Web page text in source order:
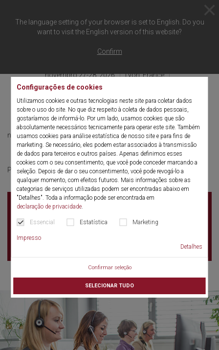
Configurações de cookies
Utilizamos cookies e outras tecnologias neste site para coletar dados
sobre o uso do site. No que diz respeito à coleta de dados pessoais,
gostaríamos de informá-lo. Por um lado, usamos cookies que são
absolutamente necessários tecnicamente para operar este site. Também
usamos cookies para análise estatística de nosso site e para fins de
marketing. Se necessário, eles podem estar associados à transmissão
de dados para terceiros e outros países. Apenas definimos esses
cookies com o seu consentimento, que você pode conceder marcando a
seleção. Depois de dar o seu consentimento, você pode revogá-lo a
qualquer momento, com efeitos futuros. Mais informações sobre as
categorias de serviços utilizadas podem ser encontradas abaixo em
"Detalhes". Toda a informação pode ser encontrada em
declaração de privacidade.
Essencial Estatística Marketing
Impresso
Detalhes
Confirmar seleção
SELECIONAR TUDO
The language setting of your browser is set to English. Do you
want to visit the English version of this website?
Confirm
novembro 27-28, 2026
Lyon, France
Palais Hirsch – Université de Lyon
Journées Daniel DARGENT
novembro 27-28, 2026 French
Pour plus d'informations cliquer ici
Palais Hirsch – Université de Lyon
69007 Lyon